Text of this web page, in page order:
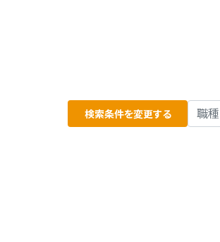
検索条件を変更する